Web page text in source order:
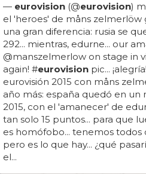
— eurovision (@eurovision)
el 'heroes' de måns zelmerlöw
una gran diferencia: rusia se
292... mientras, edurne... our
@manszelmerlow on stage in
again! #eurovision pic...
eurovisión 2015 con måns
año más: españa quedó en un
2015, con el 'amanecer' de
tan solo 15 puntos... para que
es homófobo... tenemos todos
pero es lo que hay... ¿qué
el...